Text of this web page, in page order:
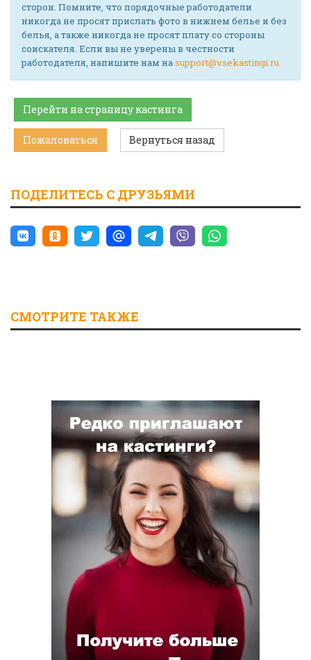
сторон. Помните, что порядочные работодатели
никогда не просят прислать фото в нижнем белье и без
белья, а также никогда не просят плату со стороны
соискателя. Если вы не уверены в честности
работодателя, напишите нам наsupport@vsekastingi.ru
Перейти на страницу кастинга
Пожаловаться Вернуться назад
ПОДЕЛИТЕСЬ С ДРУЗЬЯМИ
СМОТРИТЕ ТАКЖЕ